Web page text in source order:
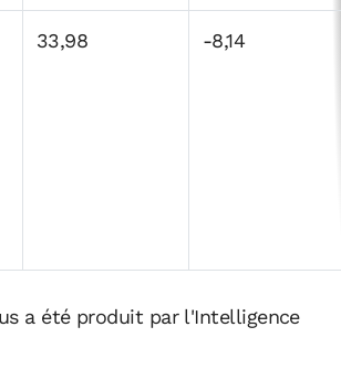
33,98 -8,14
a été produit par l'Intelligence